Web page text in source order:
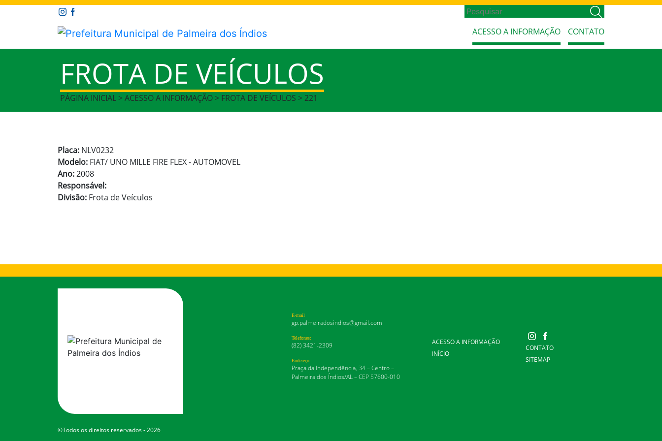
ACESSO A INFORMAÇÃO CONTATO
FROTA DE VEÍCULOS
PÁGINA INICIAL > ACESSO A INFORMAÇÃO > FROTA DE VEÍCULOS > 221
Placa: NLV0232
Modelo: FIAT/ UNO MILLE FIRE FLEX - AUTOMOVEL
Ano:2008
Responsável:
Divisão: Frota de Veículos
E-mail
gp.palmeiradosindios@gmail.com
Telefones:
(82) 3421-2309
Endereço:
Praça da Independência, 34 – Centro –
Palmeira dos Índios/AL – CEP 57600-010
ACESSO A INFORMAÇÃO
INÍCIO
CONTATO
SITEMAP
©Todos os direitos reservados - 2026